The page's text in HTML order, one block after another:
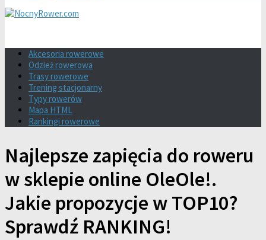
Akcesoria rowerowe
Odzież rowerowa
Trasy rowerowe
Trening stacjonarny
Typy rowerów
Mapa HTML
Rankingi rowerowe
Najlepsze zapięcia do roweru
w sklepie online OleOle!.
Jakie propozycje w TOP10?
Sprawdź RANKING!